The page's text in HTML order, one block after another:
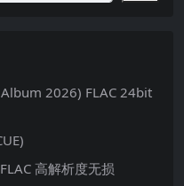
2026) FLAC 24bit
高解析度无损